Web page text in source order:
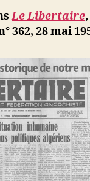
ji
Le Libertaire
362, 28 mai